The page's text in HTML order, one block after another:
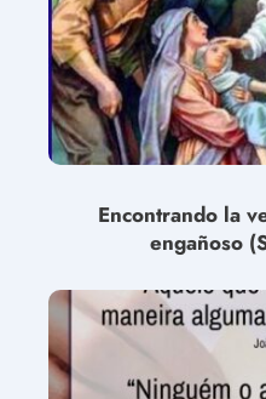
Encontrando la
engañoso